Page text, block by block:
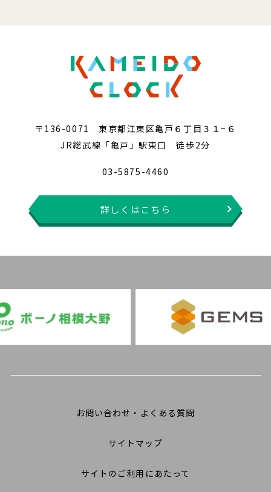
〒136-0071 東京都江東区亀戸６丁目３１−６
JR総武線「亀戸」駅東口 徒歩2分
03-5875-4460
詳しくはこちら
お問い合わせ・よくある質問
サイトマップ
サイトのご利用にあたって